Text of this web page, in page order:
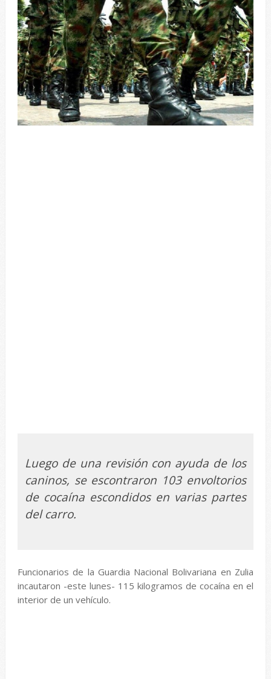
Luego de una revisión con ayuda de los
caninos, se escontraron 103 envoltorios
de cocaína escondidos en varias partes
del carro.
Funcionarios de la Guardia Nacional Bolivariana en Zulia
incautaron -este lunes- 115 kilogramos de cocaína en el
interior de un vehículo.